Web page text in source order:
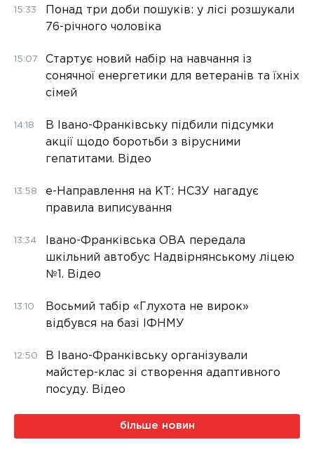
15:33
Понад три доби пошуків: у лісі розшукали
76-річного чоловіка
15:07
Стартує новий набір на навчання із
сонячної енергетики для ветеранів та їхніх
сімей
14:18
В Івано-Франківську підбили підсумки
акції щодо боротьби з вірусними
гепатитами. Відео
13:58
е-Направлення на КТ: НСЗУ нагадує
правила виписування
13:34
Івано-Франківська ОВА передала
шкільний автобус Надвірнянському ліцею
№1. Відео
13:10
Восьмий табір «Глухота не вирок»
відбувся на базі ІФНМУ
12:50
В Івано-Франківську організували
майстер-клас зі створення адаптивного
посуду. Відео
більше новин